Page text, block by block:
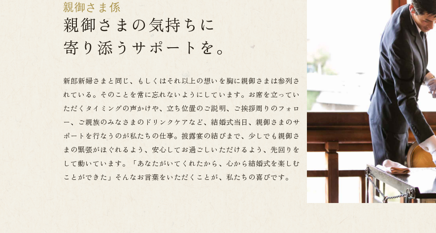
親御さま係
親御さまの気持ちに
寄り添うサポートを。
新郎新婦さまと同じ、もしくはそれ以上の想いを胸に親御さまは参列さ
れている。そのことを常に忘れないようにしています。お席を立ってい
ただくタイミングの声かけや、立ち位置のご説明、ご挨拶周りのフォロ
ー、ご親族のみなさまのドリンクケアなど、結婚式当日、親御さまのサ
ポートを行なうのが私たちの仕事。披露宴の結びまで、少しでも親御さ
まの緊張がほぐれるよう、安心してお過ごしいただけるよう、先回りを
して動いています。「あなたがいてくれたから、心から結婚式を楽しむ
ことができた」そんなお言葉をいただくことが、私たちの喜びです。